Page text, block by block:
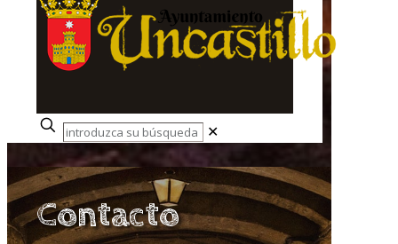
✕
Contacto